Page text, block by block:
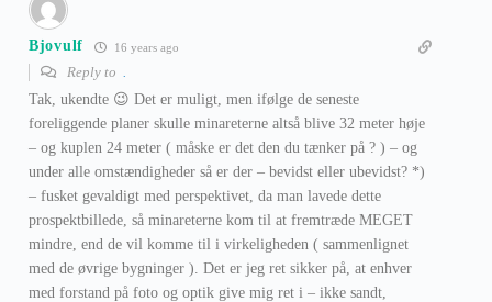
Bjovulf 16 years ago
Reply to
Tak, ukendte 😉 Det er muligt, men ifølge de seneste
foreliggende planer skulle minareterne altså blive 32 meter høje
– og kuplen 24 meter ( måske er det den du tænker på ? ) – og
under alle omstændigheder så er der – bevidst eller ubevidst? *)
– fusket gevaldigt med perspektivet, da man lavede dette
prospektbillede, så minareterne kom til at fremtræde MEGET
mindre, end de vil komme til i virkeligheden ( sammenlignet
med de øvrige bygninger ). Det er jeg ret sikker på, at enhver
med forstand på foto og optik give mig ret i – ikke sandt,